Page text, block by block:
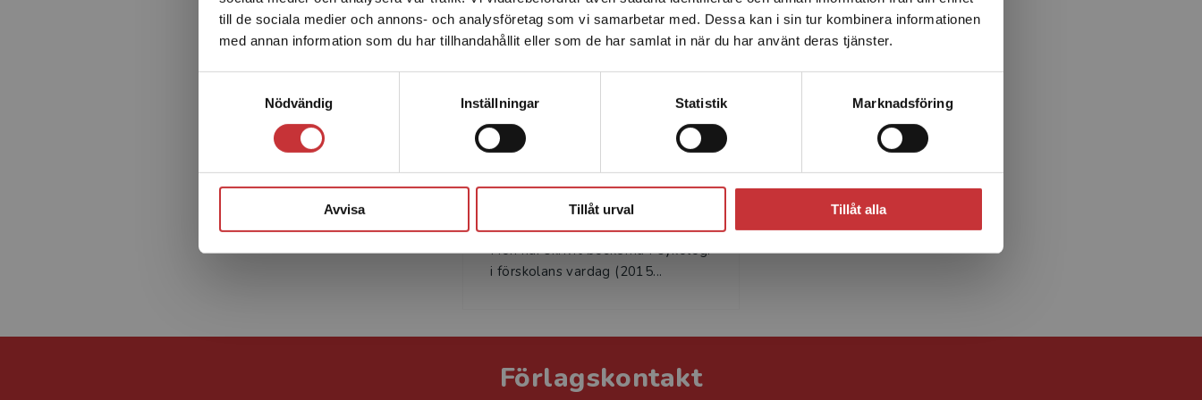
till de sociala medier och annons- och analysföretag som vi samarbetar med. Dessa kan i sin tur kombinera informationen
med annan information som du har tillhandahållit eller som de har samlat in när du har använt deras tjänster.
Nödvändig
Inställningar Statistik Marknadsföring
Avvisa Tillåt urval Tillåt alla
Sverige. För att kunna slutföra ett köp måste
leveransadressen vara i Sverige.Läs mer
Anna Hellberg Björklund
Anna Hellberg Björklund är
legitimerad psykolog och
specialist i pedagogisk psykologi.
Hon har skrivit böckerna Psykologi
i förskolans vardag (2015...
Förlagskontakt